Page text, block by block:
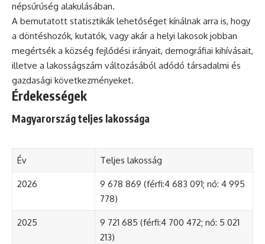
népsűrűség alakulásában.
A bemutatott statisztikák lehetőséget kínálnak arra is, hogy
a döntéshozók, kutatók, vagy akár a helyi lakosok jobban
megértsék a község fejlődési irányait, demográfiai kihívásait,
illetve a lakosságszám változásából adódó társadalmi és
gazdasági következményeket.
Érdekességek
Magyarország teljes lakossága
Év Teljes lakosság
2026
9 678 869 (férfi:4 683 091; nő: 4 995
778)
2025
9 721 685 (férfi:4 700 472; nő: 5 021
213)